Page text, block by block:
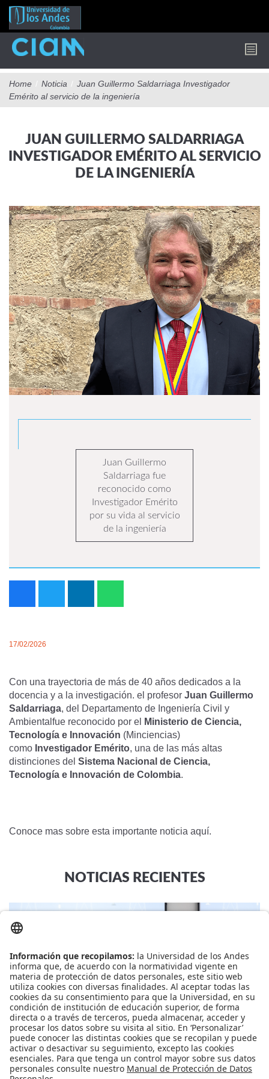
Pasar
contenido
principal
Home / Noticia / Juan Guillermo Saldarriaga Investigador
Emérito al servicio de la ingeniería
JUAN GUILLERMO SALDARRIAGA
INVESTIGADOR EMÉRITO AL SERVICIO
DE LA INGENIERÍA
Juan Guillermo
Saldarriaga fue
reconocido como
Investigador Emérito
por su vida al servicio
de la ingeniería
17/02/2026
Con una trayectoria de más de 40 años dedicados a la
docencia y a la investigación. el profesor Juan Guillermo
Saldarriaga, del Departamento de Ingeniería Civil y
Ambientalfue reconocido por el
Ministerio de Ciencia,
Tecnología e Innovación (Minciencias)
como Investigador Emérito, una de las más altas
distinciones del Sistema Nacional de Ciencia,
Tecnología e Innovación de Colombia.
Conoce mas sobre esta importante noticia aquí.
NOTICIAS RECIENTES
05/08/2026